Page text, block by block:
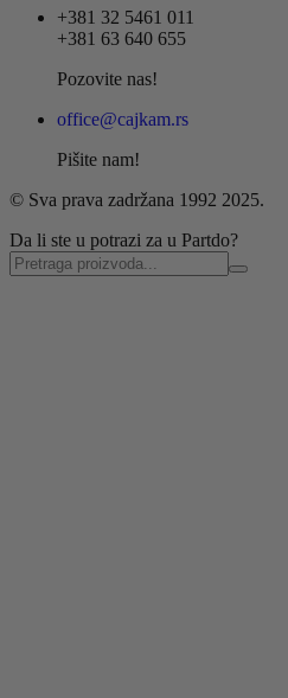
+381 32 5461 011
+381 63 640 655
Pozovite nas!
office@cajkam.rs
Pišite nam!
© Sva prava zadržana 1992 2025.
Da li ste u potrazi za u Partdo?